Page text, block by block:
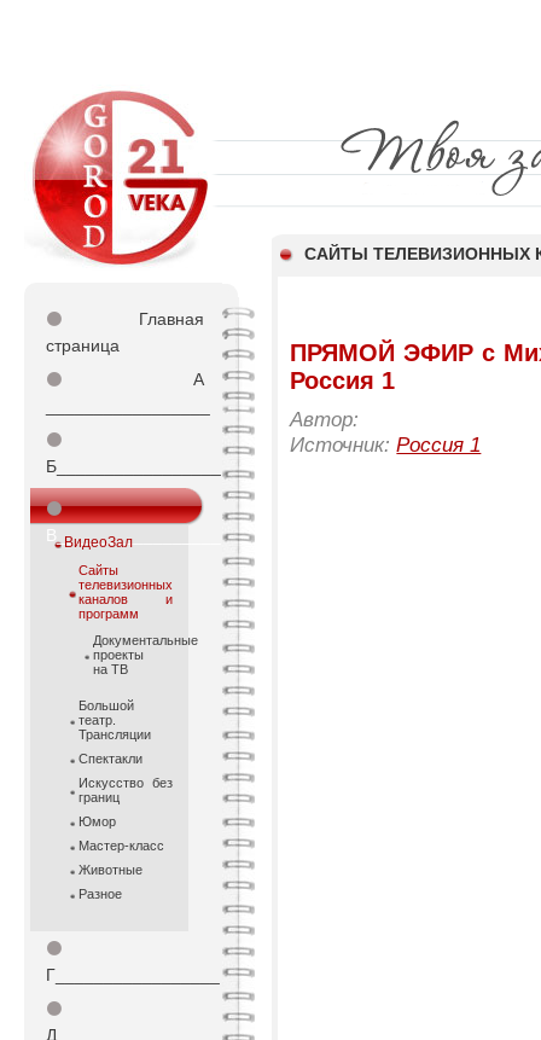
CАЙТЫ ТЕЛЕВИЗИОННЫХ
⚫
Главная
страница
⚫
А
⚫
Б_________________
⚫
В_________________
ВидеоЗал
Cайты
телевизионных
каналов и
программ
Документальные
проекты
на ТВ
Большой
театр.
Трансляции
Спектакли
Искусство без
границ
Юмор
Мастер-класс
Животные
Разное
⚫
Г_________________
⚫
Д_________________
ПРЯМОЙ ЭФИР с
Россия 1
Автор:
Источник:Россия 1